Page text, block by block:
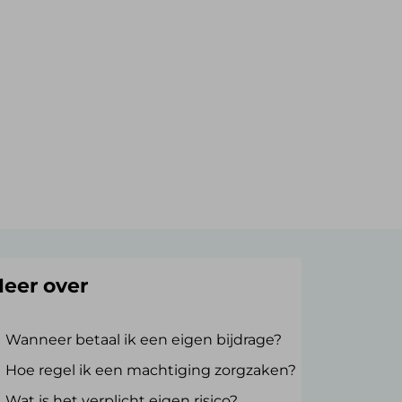
over
Wanneer betaal ik een eigen bijdrage?
Hoe regel ik een machtiging zorgzaken?